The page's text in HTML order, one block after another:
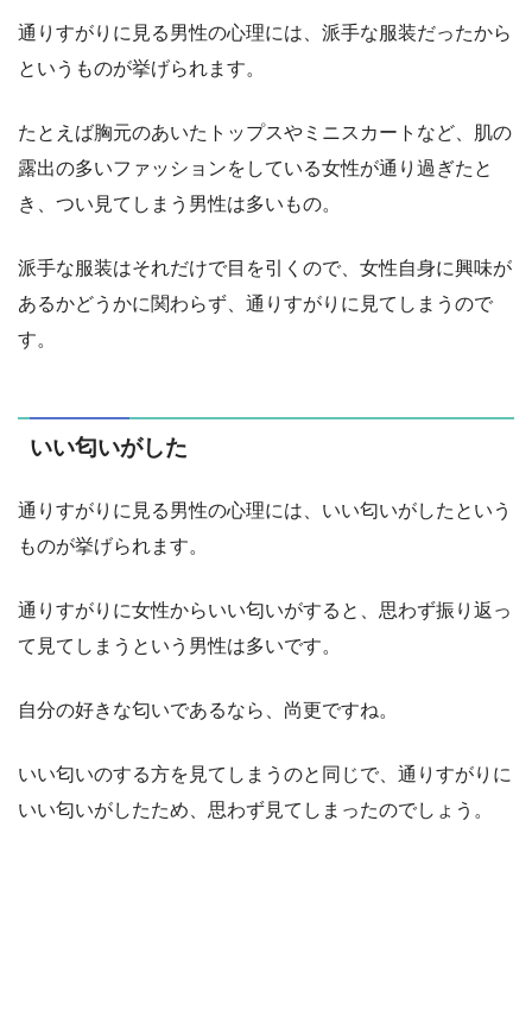
通りすがりに見る男性の心理には、派手な服装だったから
というものが挙げられます。
たとえば胸元のあいたトップスやミニスカートなど、肌の
露出の多いファッションをしている女性が通り過ぎたと
き、つい見てしまう男性は多いもの。
派手な服装はそれだけで目を引くので、女性自身に興味が
あるかどうかに関わらず、通りすがりに見てしまうので
す。
いい匂いがした
通りすがりに見る男性の心理には、いい匂いがしたという
ものが挙げられます。
通りすがりに女性からいい匂いがすると、思わず振り返っ
て見てしまうという男性は多いです。
自分の好きな匂いであるなら、尚更ですね。
いい匂いのする方を見てしまうのと同じで、通りすがりに
いい匂いがしたため、思わず見てしまったのでしょう。